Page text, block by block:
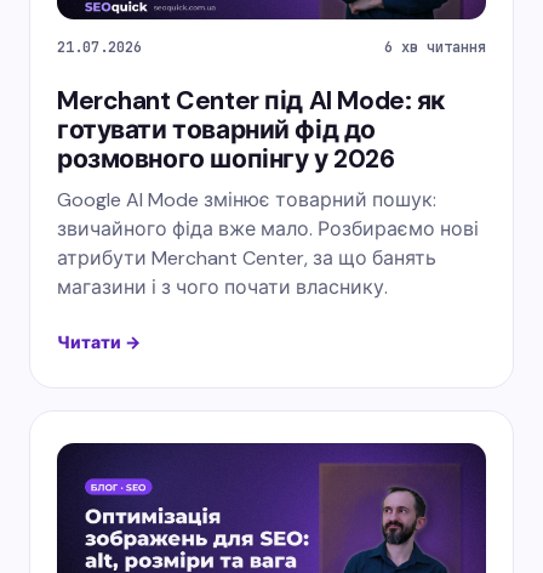
21.07.2026 6 хв читання
Merchant Center під AI Mode: як
готувати товарний фід до
розмовного шопінгу у 2026
Google AI Mode змінює товарний пошук:
звичайного фіда вже мало. Розбираємо нові
атрибути Merchant Center, за що банять
магазини і з чого почати власнику.
Читати →